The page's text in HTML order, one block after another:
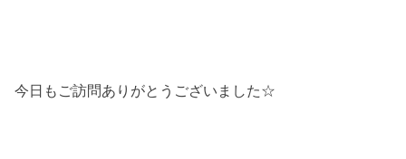
今日もご訪問ありがとうございました☆